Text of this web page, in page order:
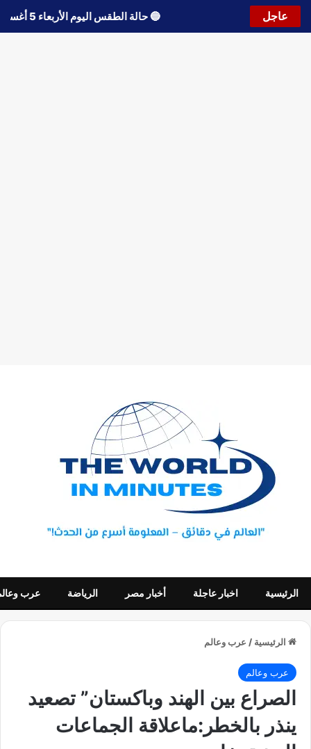
حالة الطقس اليوم الأربعاء 5 أغسطس 2026.. استمرار انخفاض الحرارة وتحذيرات من الشبورة واضطراب الملاحة
اخبار عاجلة أخبار مصر الرياضة عرب وعالم الوكالات
وعالم
الهند وباكستان” تصعيد
الجماعات